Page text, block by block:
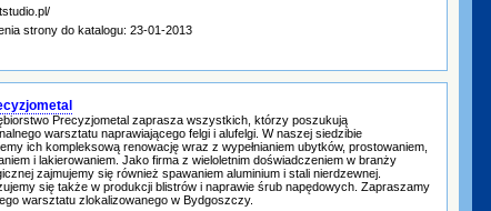
strony do katalogu: 23-01-2013
Precyzjometal zaprasza wszystkich, którzy poszukują
warsztatu naprawiającego felgi i alufelgi. W naszej siedzibie
ich kompleksową renowację wraz z wypełnianiem ubytków, prostowaniem,
i lakierowaniem. Jako firma z wieloletnim doświadczeniem w branży
zajmujemy się również spawaniem aluminium i stali nierdzewnej.
się także w produkcji blistrów i naprawie śrub napędowych. Zapraszamy
warsztatu zlokalizowanego w Bydgoszczy.